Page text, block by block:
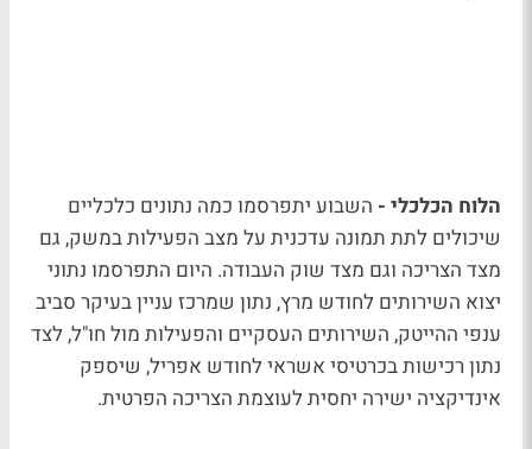
הלוח הכלכלי - השבוע יתפרסמו כמה נתונים כלכליים
שיכולים לתת תמונה עדכנית על מצב הפעילות במשק, גם
מצד הצריכה וגם מצד שוק העבודה. היום התפרסמו נתוני
יצוא השירותים לחודש מרץ, נתון שמרכז עניין בעיקר סביב
ענפי ההייטק, השירותים העסקיים והפעילות מול חו"ל, לצד
נתון רכישות בכרטיסי אשראי לחודש אפריל, שיספק
אינדיקציה ישירה יחסית לעוצמת הצריכה הפרטית.